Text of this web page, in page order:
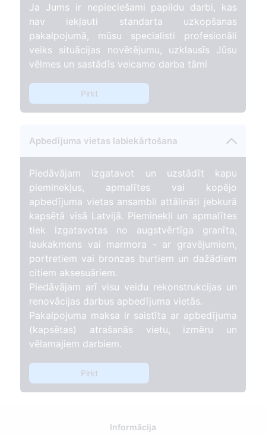
Ja Jums ir nepieciešami papildu darbi, kas
nav iekļauti standarta uzkopšanas
pakalpojumā, mūsu specialisti profesionāli
veiks situācijas novētējumu, uzklausīs Jūsu
vēlmes un sastādīs veicamo darba tāmi
Pirkt
Apbedījuma vietas labiekārtošana
Piedāvājam izgatavot un uzstādīt kapu
pieminekļus, apmalītes vai kopējo
apbedījuma vietas ansambli attālināti jebkurā
kapsētā visā Latvijā. Pieminekļi un apmalītes
tiek izgatavotas no augstvērtīga granīta,
laukakmens vai marmora - ar gravējumiem,
portretiem vai bronzas burtiem un dažādiem
citiem aksesuāriem.
Piedāvājam arī visu veidu rekonstrukcijas un
renovācijas darbus apbedījuma vietās.
Pakalpojuma maksa ir saistīta ar apbedījuma
(kapsētas) atrašanās vietu, izmēru un
vēlamajiem darbiem.
Pirkt
Informācija